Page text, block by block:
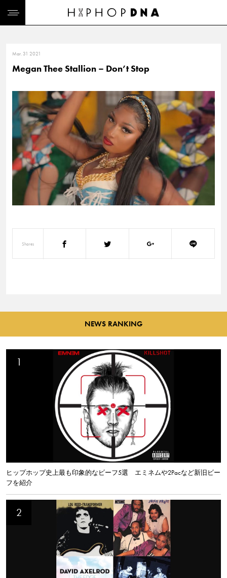
Mar. 31 2021
Megan Thee Stallion – Don’t Stop
Shares
NEWS RANKING
ヒップホップ史上最も印象的なビーフ5選 エミネムや2Pacなど新旧ビー
フを紹介